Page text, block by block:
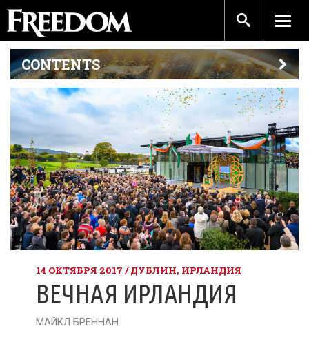
CONTENTS
14 ОКТЯБРЯ 2017 / ДУБЛИН, ИРЛАНДИЯ
ВЕЧНАЯ ИРЛАНДИЯ
МАЙКЛ БРЕННАН